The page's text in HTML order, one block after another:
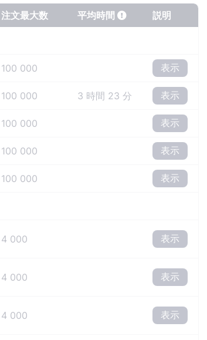
注文最大数 平均時間 説明
100 000 表示
100 000 3 時間 23 分 表示
100 000 表示
100 000 表示
100 000 表示
4 000 表示
4 000 表示
4 000 表示